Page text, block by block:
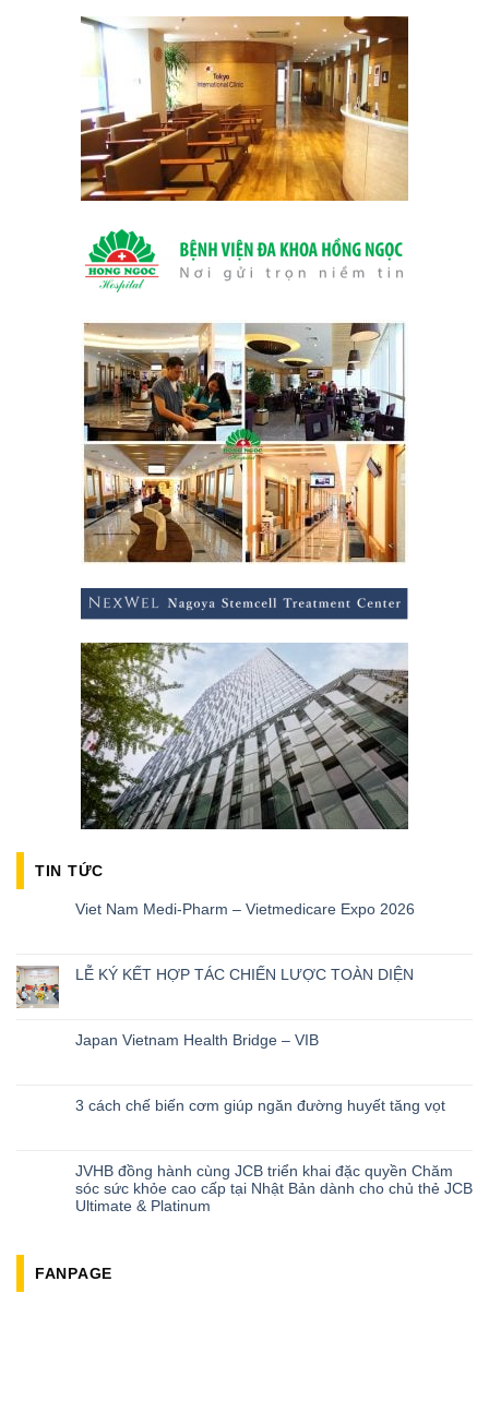
TIN TỨC
Viet Nam Medi-Pharm – Vietmedicare Expo 2026
LỄ KÝ KẾT HỢP TÁC CHIẾN LƯỢC TOÀN DIỆN
Japan Vietnam Health Bridge – VIB
3 cách chế biến cơm giúp ngăn đường huyết tăng vọt
JVHB đồng hành cùng JCB triển khai đặc quyền Chăm
sóc sức khỏe cao cấp tại Nhật Bản dành cho chủ thẻ JCB
Ultimate & Platinum
FANPAGE